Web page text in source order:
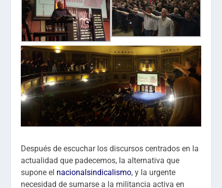
Después de escuchar los discursos centrados en la
actualidad que padecemos, la alternativa que
supone el nacionalsindicalismo, y la urgente
necesidad de sumarse a la militancia activa en